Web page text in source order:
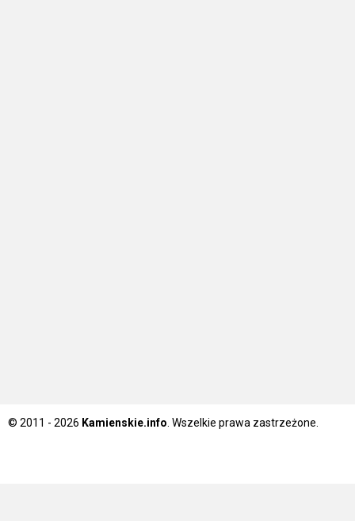
© 2011 - 2026 Kamienskie.info . Wszelkie prawa zastrzeżone.